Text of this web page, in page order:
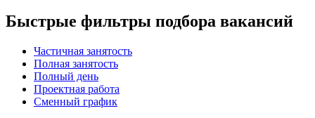
Быстрые фильтры подбора вакансий
Частичная занятость
Полная занятость
Полный день
Проектная работа
Сменный график